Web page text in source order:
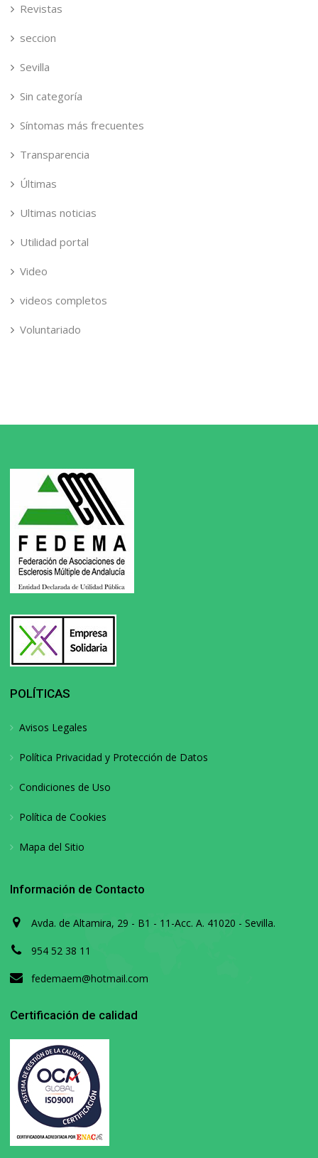
Revistas
seccion
Sevilla
Sin categoría
Síntomas más frecuentes
Transparencia
Últimas
Ultimas noticias
Utilidad portal
Video
videos completos
Voluntariado
POLÍTICAS
Avisos Legales
Política Privacidad y Protección de Datos
Condiciones de Uso
Política de Cookies
Mapa del Sitio
Información de Contacto
Avda. de Altamira, 29 - B1 - 11-Acc. A. 41020 - Sevilla.
954 52 38 11
fedemaem@hotmail.com
Certificación de calidad